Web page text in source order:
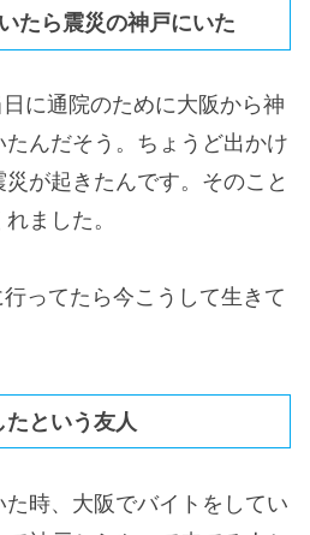
たら震災の神戸にいた
に通院のために大阪から神
んだそう。ちょうど出かけ
が起きたんです。そのこと
ました。
ってたら今こうして生きて
という友人
時、大阪でバイトをしてい